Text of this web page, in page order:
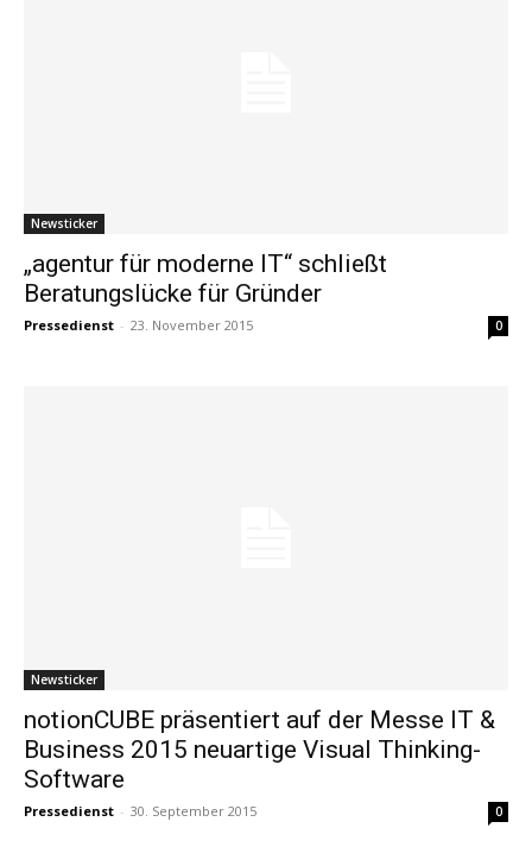
Newsticker
„agentur für moderne IT“ schließt
Beratungslücke für Gründer
Pressedienst - 23. November 2015 0
Newsticker
notionCUBE präsentiert auf der Messe IT &
Business 2015 neuartige Visual Thinking-
Software
Pressedienst - 30. September 2015 0